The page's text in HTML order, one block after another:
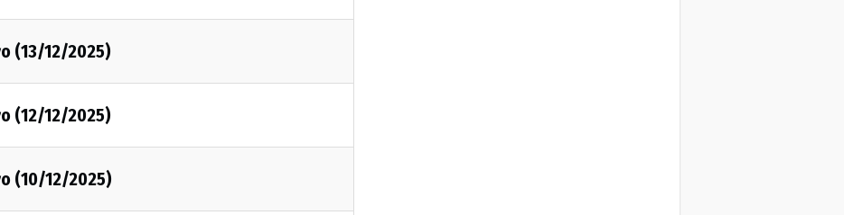
(13/12/2025)
(12/12/2025)
(10/12/2025)